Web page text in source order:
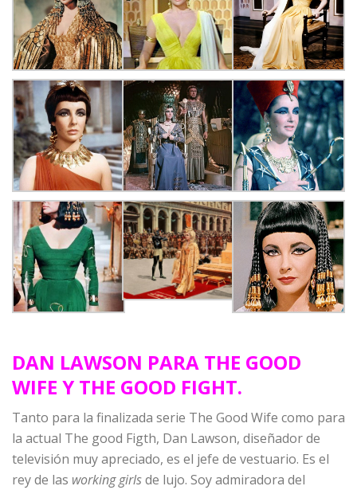
DAN LAWSON PARA THE GOOD
WIFE Y THE GOOD FIGHT.
Tanto para la finalizada serie The Good Wife como para
la actual The good Figth, Dan Lawson, diseñador de
televisión muy apreciado, es el jefe de vestuario. Es el
rey de las working girlsde lujo. Soy admiradora del